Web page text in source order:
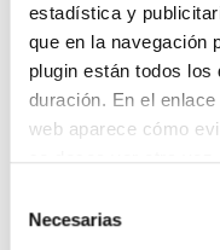
estadística y
que en la navegación
plugin están todos
duración. En el enlace
web aparece cómo
habiendo aceptado
permite conocer
Necesarias